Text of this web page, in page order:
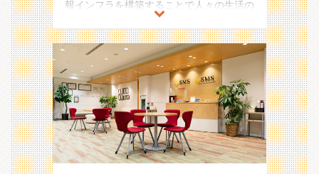
大・成長と新規事業の開発を加速度的に進
【募集背景】
私たち経理財務グループは今、経理組織と
してのあり方を再定義する転換期を迎えて
います。
ルーティンワークをこなす人員ではなく、
組織の変革そのものをリードし、新しい当
たり前を共に創り上げるための募集になり
ます。
社長交代、海外拠点の変革、そして生成AI
やOCR導入による業務プロセスの激変。
これらに対応し、より盤石な組織を作るた
報インフラを構築することで人々の生活の
質を向上し、社会に貢献し続ける」
というミッションを掲げ、多様な事業・ビ
ジネスモデルを展開しています 。
超高齢社会に突入したことで多くの社会課
題が発生していますが、人々のニーズや関
心の高まりをビジネスチャンスとして捉
え、
「高齢社会×情報」を切り口に「医療」
「介護/障害福祉」「ヘルスケア」「シニ
アライフ」領域で、40以上のサービスを
運営しています。
例）介護事業者向け業界特化型SaaS、